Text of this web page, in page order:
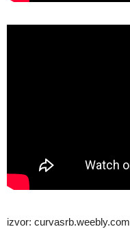
izvor: curvasrb.weebly.com